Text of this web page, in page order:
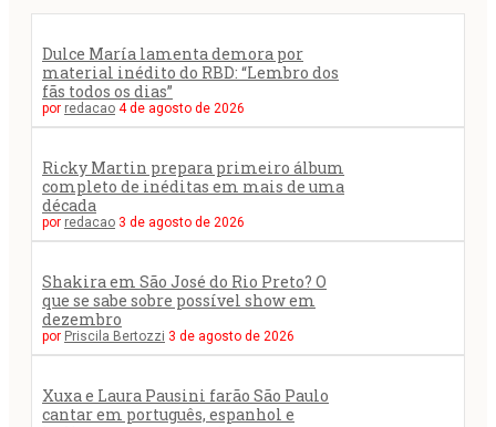
Dulce María lamenta demora por
material inédito do RBD: “Lembro dos
fãs todos os dias”
por redacao 4 de agosto de 2026
Ricky Martin prepara primeiro álbum
completo de inéditas em mais de uma
década
por redacao 3 de agosto de 2026
Shakira em São José do Rio Preto? O
que se sabe sobre possível show em
dezembro
por Priscila Bertozzi 3 de agosto de 2026
Xuxa e Laura Pausini farão São Paulo
cantar em português, espanhol e